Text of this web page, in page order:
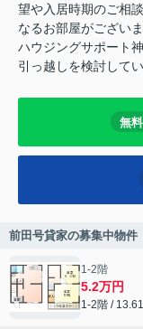
望や入居時期のご相
なるお部屋がござい
ハウジングサポート
引っ越しを検討して
無料
前田号貸家の募集中物件
1-2階
5.2万円
1-2階 /